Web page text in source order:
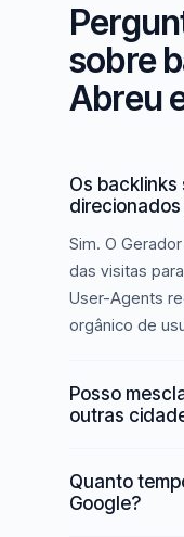
sobre
Abreu
Os
direcionados
Sim. O
das visitas
User-Agents
orgânico de
Posso
outras
Quanto
Google?